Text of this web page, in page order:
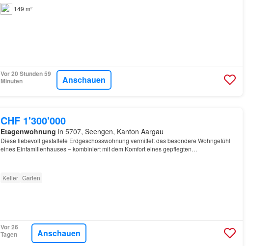
149 m²
Vor 20 Stunden 59
Minuten
Anschauen
CHF 1'300'000
Etagenwohnung in 5707, Seengen, Kanton Aargau
Diese liebevoll gestaltete Erdgeschosswohnung vermittelt das besondere Wohngefühl
eines Einfamilienhauses – kombiniert mit dem Komfort eines gepflegten
Keller Garten
Vor 26
Tagen
Anschauen